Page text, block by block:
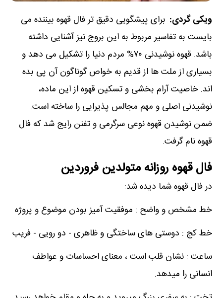
ویکی گردی: برای پیشگویی دقیق تر فال قهوه بیننده می
بایست به تفاسیر مربوط به این بروج نیز آشنایی داشته
باشد. قهوه نوشیدنی ۷۰% مردم دنیا را تشکیل می دهد و
بسیاری از ملت ها از قدیم به خواص گوناگون آن پی بده
اند. خاصیت آرام بخشی و تسکین قهوه از این ماده،
نوشیدنی اصلی و مهم مجالس پذیرایی را ساخته است.
ضمن نوشیدن قهوه نوعی سرگرمی و تفنن رایج شد که فال
قهوه نام گرفت.
فال قهوه روزانه متولدین فروردین
در فال قهوه شما دیده شد:
خط مشخص و واضح : موفقیت آمیز بودن موضوع و پروژه
خط کج : دوستی های ساختگی و ظاهری - دو رویی - فریب
ساعت : نشان قلب است ، معنای احساسات و عواطف
انسانی را میدهد.